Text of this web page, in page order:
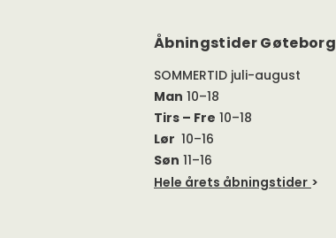
Åbningstider Gøteborg
SOMMERTID juli-august
Man 10–18
Tirs – Fre 10–18
Lør 10–16
Søn 11–16
Hele årets åbningstider >